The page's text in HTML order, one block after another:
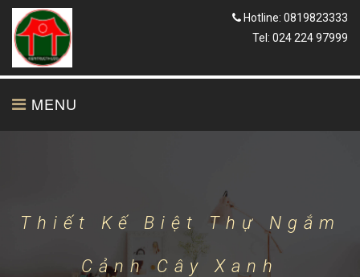
Hotline: 0819823333
Tel: 024 224 97999
MENU
Thiết Kế Biệt Thự Ngắm
Cảnh Cây Xanh